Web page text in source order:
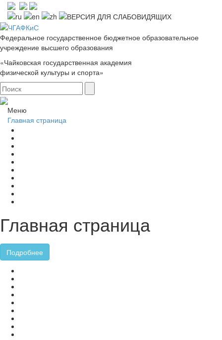
Федеральное государственное бюджетное образовательное
учреждение высшего образования
«Чайковская государственная академия
физической культуры и спорта»
Меню
Главная страница
Главная страница
Подробнее